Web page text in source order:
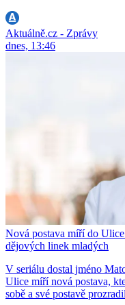
Aktuálně.cz - Zprávy
dnes, 13:46
Nová postava míří do
dějových linek mladých
V seriálu dostal jméno
Ulice míří nová postava,
sobě a své postavě